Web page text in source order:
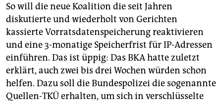
So will die neue Koalition die seit Jahren
diskutierte und wiederholt von Gerichten
kassierte Vorratsdatenspeicherung reaktivieren
und eine 3-monatige Speicherfrist für IP-Adressen
einführen. Das ist üppig: Das BKA hatte zuletzt
erklärt, auch zwei bis drei Wochen würden schon
helfen. Dazu soll die Bundespolizei die sogenannte
Quellen-TKÜ erhalten, um sich in verschlüsselte